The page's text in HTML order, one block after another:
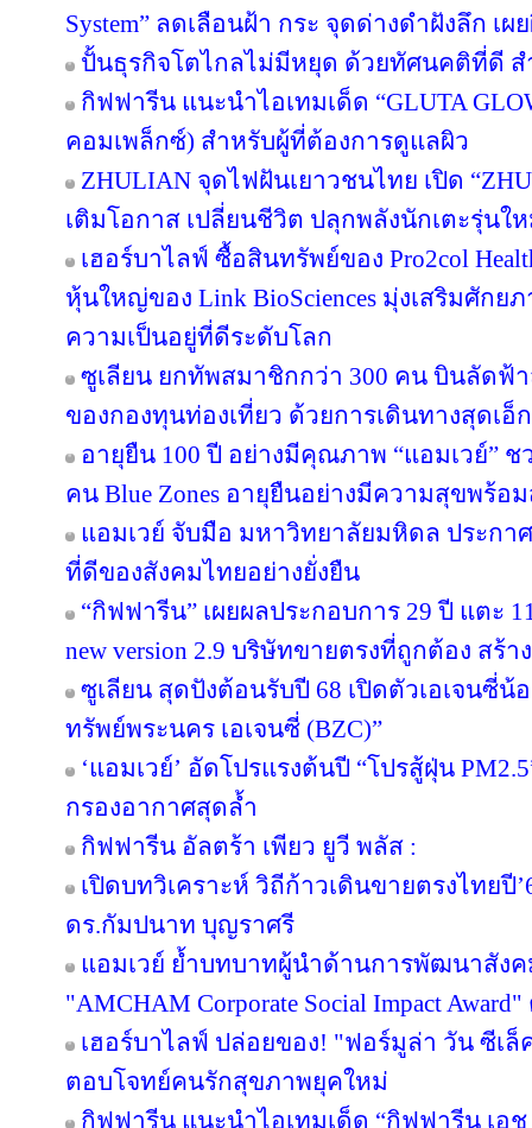
System” ลดเลือนฝ้า กระ จุดด่างดำฝังลึก เ
ปั้นธุรกิจโตไกลไม่มีหยุด ด้วยทัศนคติที่ดี ส
กิฟฟารีน แนะนำไอเทมเด็ด “GLUTA
คอมเพล็กซ์) สำหรับผู้ที่ต้องการดูแลผิว
ZHULIAN จุดไฟฝันเยาวชนไทย เปิด
เติมโอกาส เปลี่ยนชีวิต ปลุกพลังนักเตะรุ่น
เฮอร์บาไลฟ์ ซื้อสินทรัพย์ของ Pro2col
หุ้นใหญ่ของ Link BioSciences มุ่งเสริมศัก
ความเป็นอยู่ที่ดีระดับโลก
ซูเลียน ยกทัพสมาชิกกว่า 300 คน บินลัดฟ้
ของกองทุนท่องเที่ยว ด้วยการเดินทางสุดเ
อายุยืน 100 ปี อย่างมีคุณภาพ “แอมเวย์” ช
คน Blue Zones อายุยืนอย่างมีความสุขพร้อ
แอมเวย์ จับมือ มหาวิทยาลัยมหิดล ประกา
ที่ดีของสังคมไทยอย่างยั่งยืน
“กิฟฟารีน” เผยผลประกอบการ 29 ปี แตะ
new version 2.9 บริษัทขายตรงที่ถูกต้อง สร้
ซูเลียน สุดปังต้อนรับปี 68 เปิดตัวเอเจนซี่น้
ทรัพย์พระนคร เอเจนซี่ (BZC)”
‘แอมเวย์’ อัดโปรแรงต้นปี “โปรสู้ฝุ่น
กรองอากาศสุดล้ำ
กิฟฟารีน อัลตร้า เพียว ยูวี พลัส :
เปิดบทวิเคราะห์ วิถีก้าวเดินขายตรงไทยปี
ดร.กัมปนาท บุญราศรี
แอมเวย์ ย้ำบทบาทผู้นำด้านการพัฒนาสังค
"AMCHAM Corporate Social Impact
เฮอร์บาไลฟ์ ปล่อยของ! "ฟอร์มูล่า วัน ซีเ
ตอบโจทย์คนรักสุขภาพยุคใหม่
กิฟฟารีน แนะนำไอเทมเด็ด “กิฟฟารีน เอ